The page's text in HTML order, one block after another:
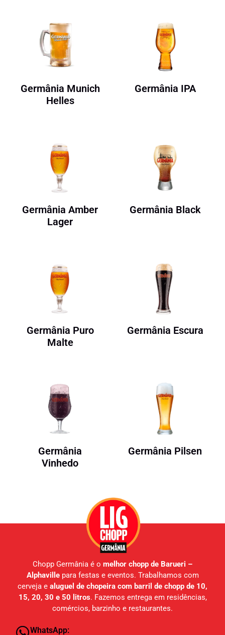
Germânia Munich
Helles
Germânia IPA
Germânia Amber
Lager
Germânia Black
Germânia Puro
Malte
Germânia Escura
Germânia
Vinhedo
Germânia Pilsen
WhatsApp:
Chopp Germânia é o melhor chopp de Barueri –
Alphavillepara festas e eventos. Trabalhamos com
cerveja e aluguel de chopeira com barril de chopp de 10,
15, 20, 30 e 50 litros. Fazemos entrega em residências,
comércios, barzinho e restaurantes.